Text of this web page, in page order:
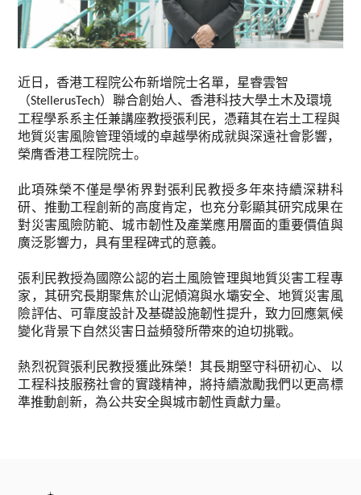
近日，香港工程院公布新增院士名單，星睿雲智
（StellerusTech）聯合創始人、香港科技大學土木及環境
工程學系系主任兼講座教授張利民，憑藉其在岩土工程與
地質災害風險管理領域的卓越學術成就與深遠社會影響，
榮膺香港工程院院士。
此項殊榮不僅是學術界對張利民教授多年來持續深耕科
研、推動工程創新的高度肯定，也充分彰顯其研究成果在
對災害風險防範、城市韌性及產業應用層面的重要價值與
廣泛影響力，具有里程碑式的意義。
張利民教授為國際公認的岩土風險管理與地質災害工程專
家，其研究長期聚焦於山泥傾瀉與水壩安全、地質災害風
險評估、可靠度設計及基礎設施韌性提升，致力回應氣候
變化背景下自然災害日益頻發所帶來的迫切挑戰。
熱烈祝賀張利民教授獲此殊榮！其長期堅守科研初心、以
工程科技服務社會的實踐精神，將持續激勵我們以更高標
準推動創新，為公共安全與城市韌性貢獻力量。